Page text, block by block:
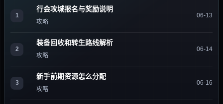
1
行会攻城报名与奖励说明
攻略
06-13
2
装备回收和转生路线解析
攻略
06-14
3
新手前期资源怎么分配
攻略
06-16